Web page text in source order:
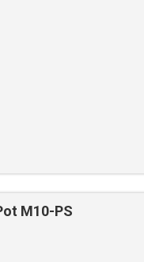
M10-PS